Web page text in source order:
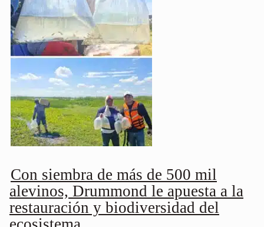
Con siembra de más de 500 mil
alevinos, Drummond le apuesta a la
restauración y biodiversidad del